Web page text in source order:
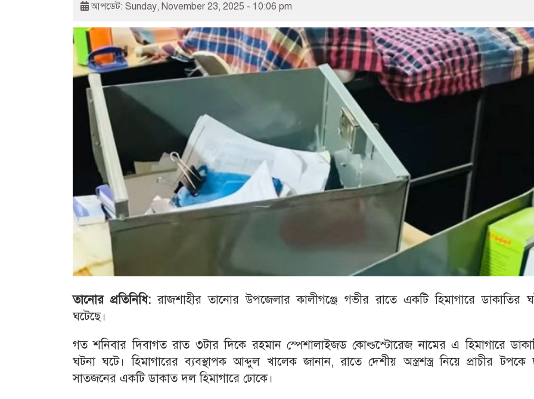
আপডেট: Sunday, November 23, 2025 - 10:06 pm
তানোর প্রতিনিধি: রাজশাহীর তানোর উপজেলার কালীগঞ্জে গভীর রাতে একটি হিমাগারে ডাকাতির
ঘটেছে।
গত শনিবার দিবাগত রাত ৩টার দিকে রহমান স্পেশালাইজড কোল্ডস্টোরেজ নামের এ হিমাগারে
ঘটনা ঘটে। হিমাগারের ব্যবস্থাপক আব্দুল খালেক জানান, রাতে দেশীয় অস্ত্রশস্ত্র নিয়ে প্রাচীর টপকে
সাতজনের একটি ডাকাত দল হিমাগারে ঢোকে।